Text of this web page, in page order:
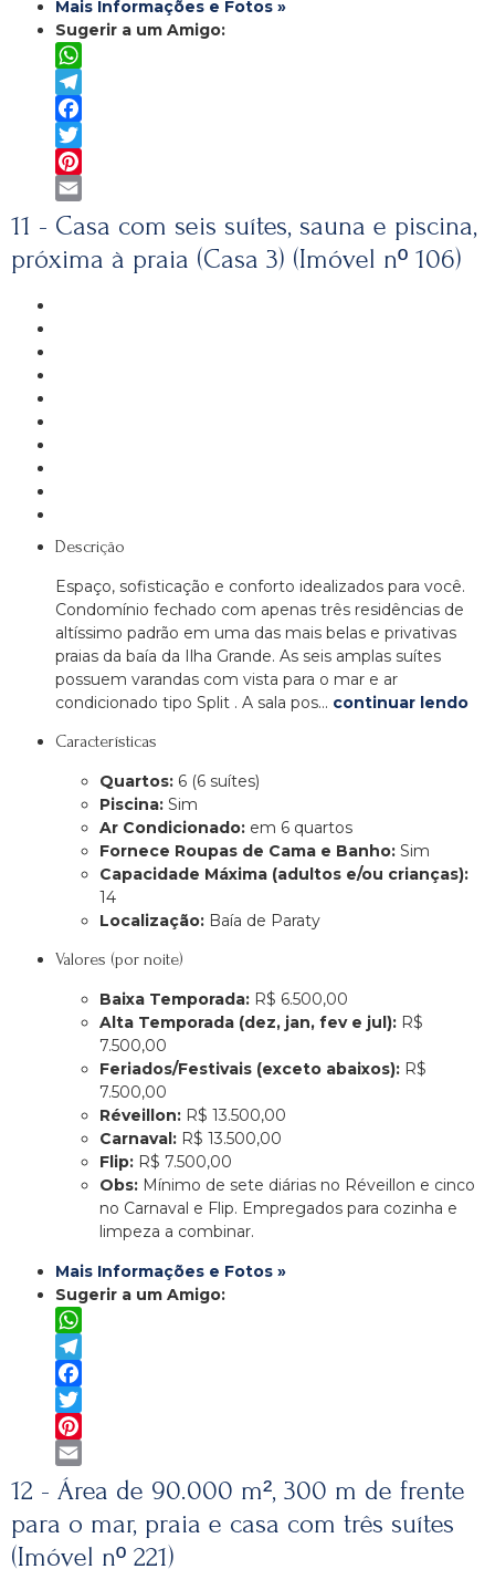
Mais Informações e Fotos »
Sugerir a um Amigo:
WhatsApp
Telegram
Facebook
Twitter
Pinterest
Email
11 - Casa com seis suítes, sauna e piscina,
próxima à praia (Casa 3) (Imóvel nº 106)
Descrição
Espaço, sofisticação e conforto idealizados para você.
Condomínio fechado com apenas três residências de
altíssimo padrão em uma das mais belas e privativas
praias da baía da Ilha Grande. As seis amplas suítes
possuem varandas com vista para o mar e ar
condicionado tipo Split . A sala pos… continuar lendo
Características
Quartos: 6 (6 suítes)
Piscina: Sim
Ar Condicionado: em 6 quartos
Fornece Roupas de Cama e Banho: Sim
Capacidade Máxima (adultos e/ou crianças):
14
Localização: Baía de Paraty
Valores (por noite)
Baixa Temporada: R$ 6.500,00
Alta Temporada (dez, jan, fev e jul): R$
7.500,00
Feriados/Festivais (exceto abaixos): R$
7.500,00
Réveillon: R$ 13.500,00
Carnaval: R$ 13.500,00
Flip: R$ 7.500,00
Obs: Mínimo de sete diárias no Réveillon e cinco
no Carnaval e Flip. Empregados para cozinha e
limpeza a combinar.
Mais Informações e Fotos »
Sugerir a um Amigo:
WhatsApp
Telegram
Facebook
Twitter
Pinterest
Email
12 - Área de 90.000 m², 300 m de frente
para o mar, praia e casa com três suítes
(Imóvel nº 221)